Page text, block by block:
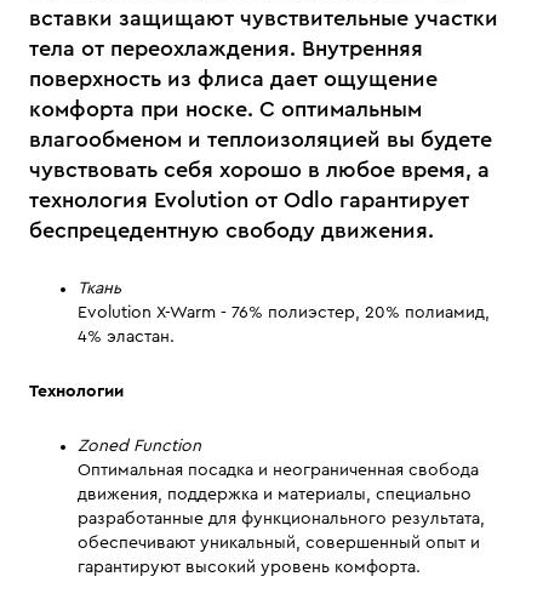
вставки защищают чувствительные участки
тела от переохлаждения. Внутренняя
поверхность из флиса дает ощущение
комфорта при носке. С оптимальным
влагообменом и теплоизоляцией вы будете
чувствовать себя хорошо в любое время, а
технология Evolution от Odlo гарантирует
беспрецедентную свободу движения.
Ткань
Evolution X-Warm - 76% полиэстер, 20% полиамид,
4% эластан.
Технологии
Zoned Function
Оптимальная посадка и неограниченная свобода
движения, поддержка и материалы, специально
разработанные для функционального результата,
обеспечивают уникальный, совершенный опыт и
гарантируют высокий уровень комфорта.